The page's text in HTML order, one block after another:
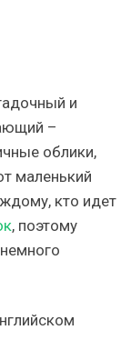
и
–
облики,
маленький
кто идет
, поэтому